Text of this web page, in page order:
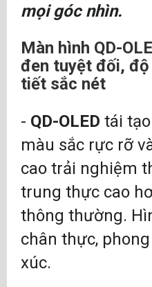
mọi góc nhìn.
Màn hình QD-
đen tuyệt đối,
tiết sắc nét
- QD-OLED tái
màu sắc rực rỡ
cao trải nghiệm
trung thực cao
thông thường.
chân thực,
xúc.